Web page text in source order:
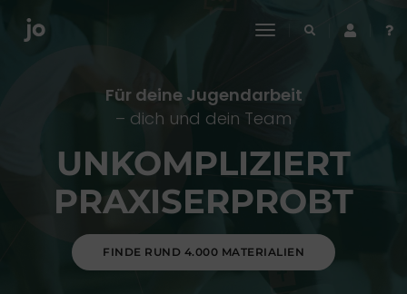
toggle
Für deine Jugendarbeit
– dich und dein Team
UNKOMPLIZIERT
PRAXISERPROBT
FINDE RUND 4.000 MATERIALIEN